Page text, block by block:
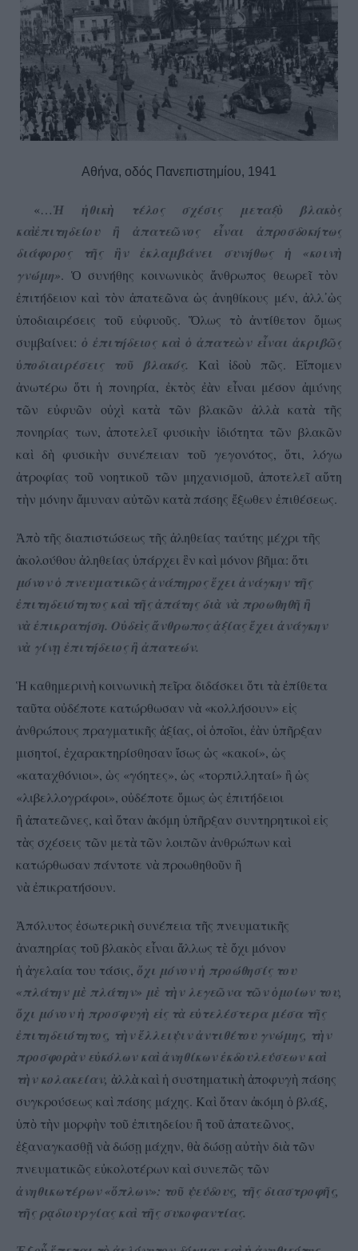
Αθήνα, οδός Πανεπιστημίου, 1941
«…Ἡ ἠθικὴ τέλος σχέσις μεταξὺ βλακὸς
καὶἐπιτηδείου ἢ ἀπατεῶ νος εἶναι ἀπροσδοκήτως
διάφορος τῆς ἣ ν ἐκλαμβάνει συνήθως ἡ «κοινὴ
γνώμη». Ὁ συνήθης κοινωνικὸς ἄνθρωπος θεωρεῖτὸν
ἐπιτήδειον καὶ τὸν ἀπατεῶνα ὡς ἀνηθίκους μέν, ἀλλ᾿ὡς
ὑποδιαιρέσεις τοῦ εὐφυοῦς.Ὅλως τὸ ἀντίθετον ὅμως
συμβαίνει:ὁἐπιτήδειος καὶ ὁ ἀπατεὼ ν εἶναιἀκριβῶς
ὑποδιαιρέσεις τοῦ βλακός. Καὶ ἰδοὺ πῶς. Εἴπομεν
ἀνωτέρω ὅτι ἡ πονηρία, ἐκτὸς ἐὰν εἶναι μέσον ἀμύνης
τῶν εὐφυῶν οὐχὶκατὰτῶν βλακῶν ἀλλὰ κατὰ τῆς
πονηρίας των, ἀποτελεῖφυσικὴν ἰδιότητα τῶν βλακῶν
καὶ δὴ φυσικὴν συνέπειαν τοῦ γεγονότος, ὅτι, λόγω
ἀτροφίας τοῦ νοητικοῦ τῶν μηχανισμοῦ, ἀποτελεῖαὕτη
τὴν μόνην ἄμυναν αὐτῶν κατὰ πάσης ἔξωθεν ἐπιθέσεως.
Ἀπὸ τῆς διαπιστώσεως τῆς ἀληθείας ταύτης μέχρι τῆς
ἀκολούθου ἀληθείας ὑπάρχει ἓν καὶ μόνον βῆμα: ὅτι
μόνονὁ πνευματικῶςἀ νάπηροςἔχει ἀ νάγκην τῆς
ἐπιτηδειότητος καὶ τῆςἀπάτης διὰ νὰ προωθηθῆ ἢ
νὰ ἐπικρατήση. Οὐδεὶςἄ νθρωποςἀξίαςἔχει ἀ νάγκην
νὰ γίνῃ ἐπιτήδειος ἢ ἀπατεών.
Ἡ καθημερινὴ κοινωνικὴ πεῖρα διδάσκει ὅτι τὰ ἐπίθετα
ταῦτα οὐδέποτε κατώρθωσαν νὰ «κολλήσουν» εἰς
ἀνθρώπους πραγματικῆς ἀξίας, οἱ ὁποῖοι, ἐὰν ὑπῆρξαν
μισητοί, ἐχαρακτηρίσθησαν ἴσως ὡς «κακοί», ὡς
«καταχθόνιοι», ὡς «γόητες», ὡς «τορπιλληταί» ἢ ὡς
«λιβελλογράφοι», οὐδέποτε ὅμως ὡς ἐπιτήδειοι
ἢ ἀπατεῶνες, καὶ ὅταν ἀκόμη ὑπῆρξαν συντηρητικοὶ εἰς
τὰς σχέσεις τῶν μετὰ τῶν λοιπῶν ἀνθρώπων καὶ
κατώρθωσαν πάντοτε νὰ προωθηθοῦν ἢ
νὰ ἐπικρατήσουν.
Ἀπόλυτος ἐσωτερικὴ συνέπεια τῆς πνευματικῆς
ἀναπηρίας τοῦ βλακὸς εἶναι ἄλλως τὲ ὄχι μόνον
ἡ ἀγελαία του τάσις, ὄχι μόνον ἡ προώθησίς του
«πλάτην μὲ πλάτην» μὲ τὴ ν λεγεῶ να τῶ νὁμοίων του,
ὄχι μόνον ἡ προσφυγὴ εἰς τὰ εὐ τελέστερα μέσα τῆς
ἐπιτηδειότητος, τὴ νἔλλειψινἀ ντιθέτου γνώμης, τὴ ν
προσφορὰ ν εὐκόλων καὶ ἀ νηθίκωνἐκδουλεύσεων καὶ
τὴ ν κολακείαν, ἀλλὰ καὶ ἡ συστηματικὴ ἀποφυγὴ πάσης
συγκρούσεως καὶ πάσης μάχης. Καὶ ὅταν ἀκόμη ὁ βλάξ,
ὑπὸ τὴν μορφὴν τοῦ ἐπιτηδείου ἢ τοῦ ἀπατεῶνος,
ἐξαναγκασθῇ νὰ δώσῃ μάχην, θὰ δώσῃ αὐτὴν διὰ τῶν
πνευματικῶς εὐκολοτέρων καὶ συνεπῶς τῶν
ἀ νηθικωτέρων «ὅπλων»: τοῦ ψεύδους, τῆς διαστροφῆς,
τῆς ρᾳδιουργίας καὶ τῆς συκοφαντίας.